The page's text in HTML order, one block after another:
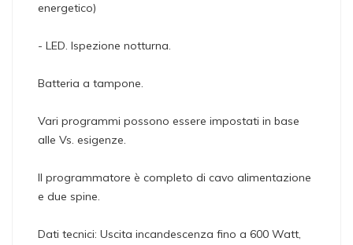
energetico)
- LED. Ispezione notturna.
Batteria a tampone.
Vari programmi possono essere impostati in base
alle Vs. esigenze.
Il programmatore è completo di cavo alimentazione
e due spine.
Dati tecnici: Uscita incandescenza fino a 600 Watt,